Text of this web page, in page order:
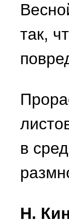
так,
в
Н.